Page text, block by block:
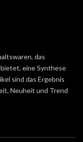
das
eine Synthese
sind das Ergebnis
Neuheit und Trend